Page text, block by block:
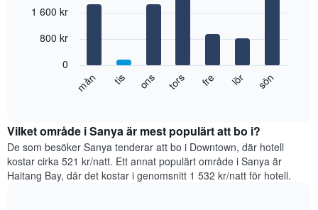
som
månaderna.
visar
det
genomsnittliga
rumspriset.
chart
rumspriset
varje
veckodag.
Diagrammet
graphic.
mån tis ons tors fre lör sön
0
800 kr
1 600 kr
Vilket område i Sanya är mest populärt att bo i?
De som besöker Sanya tenderar att bo i Downtown, där hotell
kostar cirka 521 kr/natt. Ett annat populärt område i Sanya är
Haitang Bay, där det kostar i genomsnitt 1 532 kr/natt för hotell.